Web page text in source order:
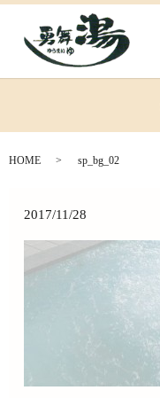
HOME sp_bg_02
2017/11/28